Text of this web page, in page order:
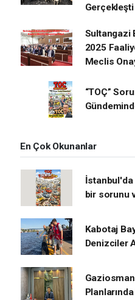
Gerçekleşti
Sultangazi
2025
Meclis
“TOÇ”
En Çok Okunanlar
İstanbul'da
bir sorunu
Kabotaj
Denizciler